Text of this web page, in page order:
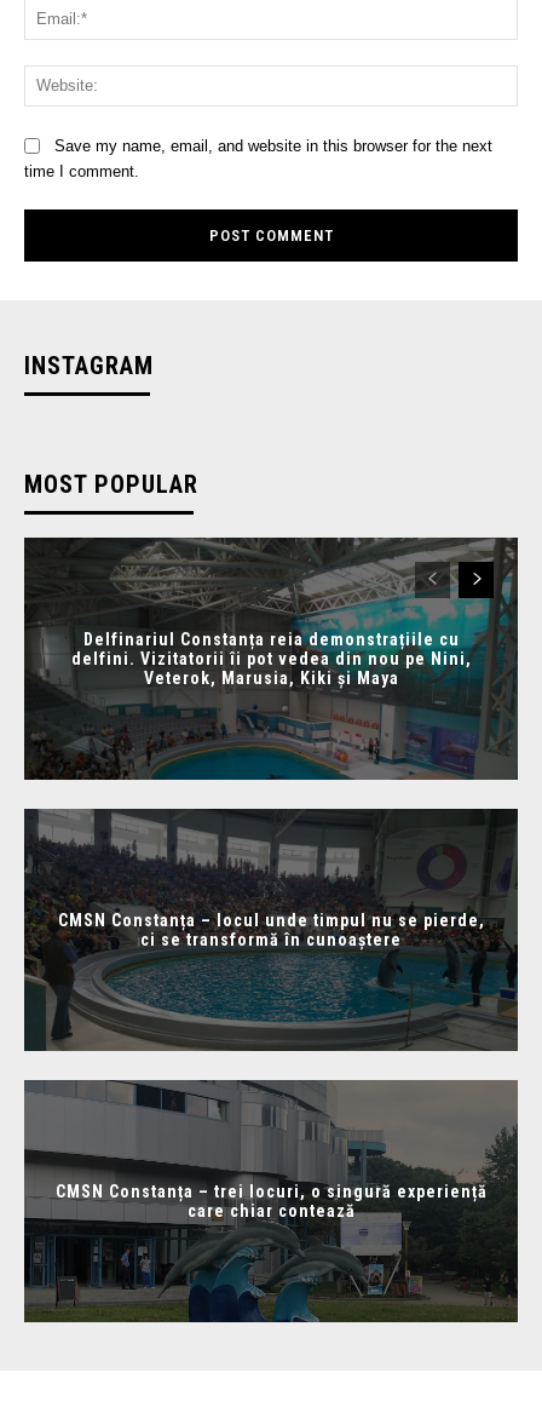
Save my name, email, and website in this browser for the next
time I comment.
INSTAGRAM
MOST POPULAR
Delfinariul Constanța reia demonstrațiile cu
delfini. Vizitatorii îi pot vedea din nou pe Nini,
Veterok, Marusia, Kiki și Maya
CMSN Constanța – locul unde timpul nu se pierde,
ci se transformă în cunoaștere
CMSN Constanța – trei locuri, o singură experiență
care chiar contează